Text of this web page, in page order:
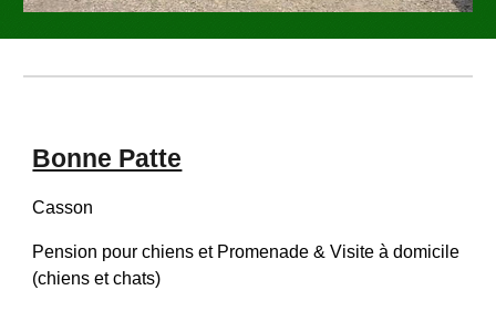
Bonne Patte
Casson
Pension pour chiens et Promenade & Visite à domicile
(chiens et chats)